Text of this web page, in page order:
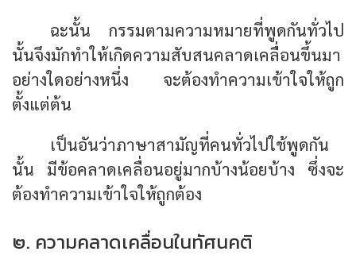
ฉะนั้น กรรมตามความหมายที่พูดกันทั่วไป
นั้นจึงมักทำให้เกิดความสับสนคลาดเคลื่อนขึ้นมา
อย่างใดอย่างหนึ่ง จะต้องทำความเข้าใจให้ถูก
ตั้งแต่ต้น
เป็นอันว่าภาษาสามัญที่คนทั่วไปใช้พูดกัน
นั้น มีข้อคลาดเคลื่อนอยู่มากบ้างน้อยบ้าง ซึ่งจะ
ต้องทำความเข้าใจให้ถูกต้อง
๒. ความคลาดเคลื่อนในทัศนคติ